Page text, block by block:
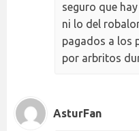
seguro que
ni lo del
pagados a los
por arbritos
AsturFan